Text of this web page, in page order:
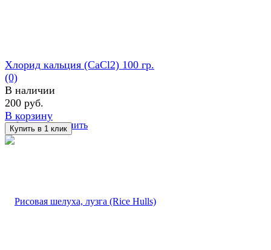
избранное сравнить
Хлорид кальция (CaCl2) 100 гр.
(0)
В наличии
200 руб.
В корзину